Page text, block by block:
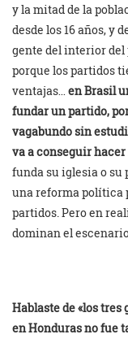
y la mitad de la
desde los 16 años, y
gente del interior del
porque los partidos
ventajas… en Brasil
fundar un partido,
vagabundo sin
va a conseguir
funda su iglesia o su
una reforma política
partidos. Pero en
dominan el
Hablaste de «los
en Honduras no fue